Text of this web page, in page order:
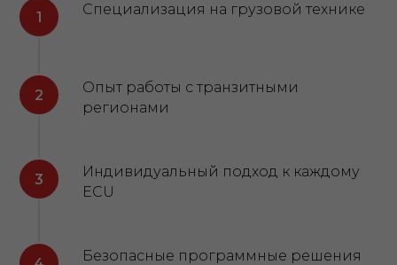
Специализация на грузовой технике
Опыт работы с транзитными
регионами
Индивидуальный подход к каждому
ECU
Безопасные программные решения